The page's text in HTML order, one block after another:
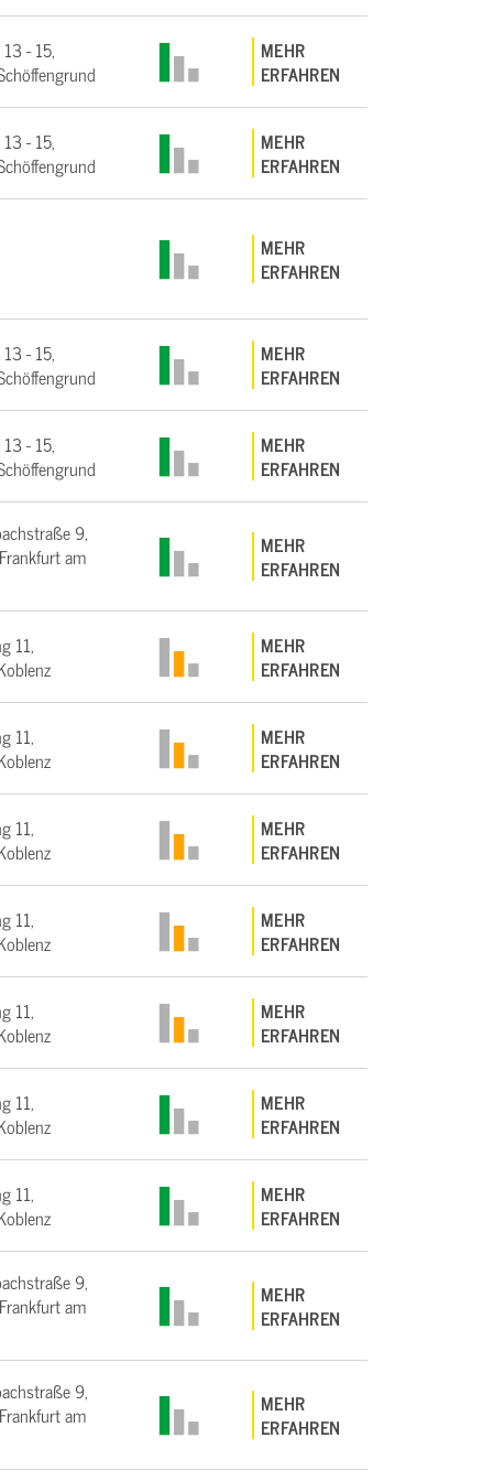
- 15,
MEHR
ERFAHREN
- 15,
MEHR
ERFAHREN
MEHR
ERFAHREN
- 15,
MEHR
ERFAHREN
- 15,
MEHR
ERFAHREN
9,
am
MEHR
ERFAHREN
11,
MEHR
ERFAHREN
11,
MEHR
ERFAHREN
11,
MEHR
ERFAHREN
11,
MEHR
ERFAHREN
11,
MEHR
ERFAHREN
11,
MEHR
ERFAHREN
11,
MEHR
ERFAHREN
9,
am
MEHR
ERFAHREN
9,
am
MEHR
ERFAHREN